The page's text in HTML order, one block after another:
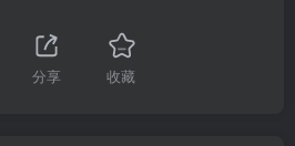
分享 收藏